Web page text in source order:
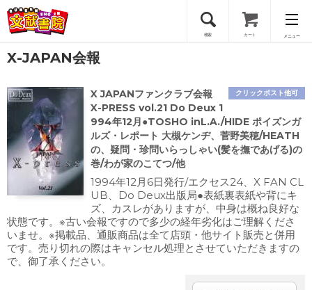
検索 カート メニュー
会員登録
ログイン
X-JAPAN会報
クリックポスト他可
X JAPANファンクラブ会報
X-PRESS vol.21 Do Deux 1
994年12月●TOSHO inL.A./HIDE ポイズンガ
ルズ・レポート 大槻ケンヂ、菅野美穂/HEATH
の、疑問・珍問いらっしゃい(髪を撫であげる)の
巻/わが家のこてつ/他
1994年12月6日発行/エクセス24、X FAN CL
UB、Do Deux出版局●表紙裏表紙や背にキ
ズ、カスレがありますが、中身は概ね良好な
状態です。※古い会報ですので多少の経年劣化はご理解くださ
いませ。※掲載品、通販商品は全て店頭・他サイト販売と併用
です。売り切れの際はキャンセル処理とさせていただきますの
で、御了承ください。